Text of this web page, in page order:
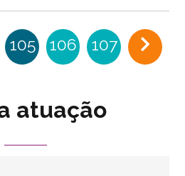
105 106 107
atuação